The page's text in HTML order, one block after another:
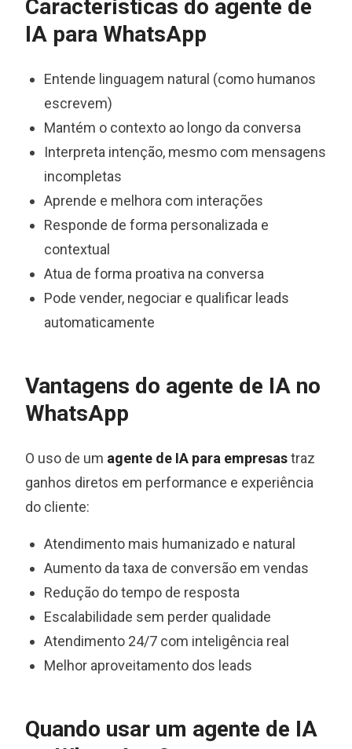
Características do agente de
IA para WhatsApp
Entende linguagem natural (como humanos
escrevem)
Mantém o contexto ao longo da conversa
Interpreta intenção, mesmo com mensagens
incompletas
Aprende e melhora com interações
Responde de forma personalizada e
contextual
Atua de forma proativa na conversa
Pode vender, negociar e qualificar leads
automaticamente
Vantagens do agente de IA no
WhatsApp
O uso de um agente de IA para empresastraz
ganhos diretos em performance e experiência
do cliente:
Atendimento mais humanizado e natural
Aumento da taxa de conversão em vendas
Redução do tempo de resposta
Escalabilidade sem perder qualidade
Atendimento 24/7 com inteligência real
Melhor aproveitamento dos leads
Quando usar um agente de IA